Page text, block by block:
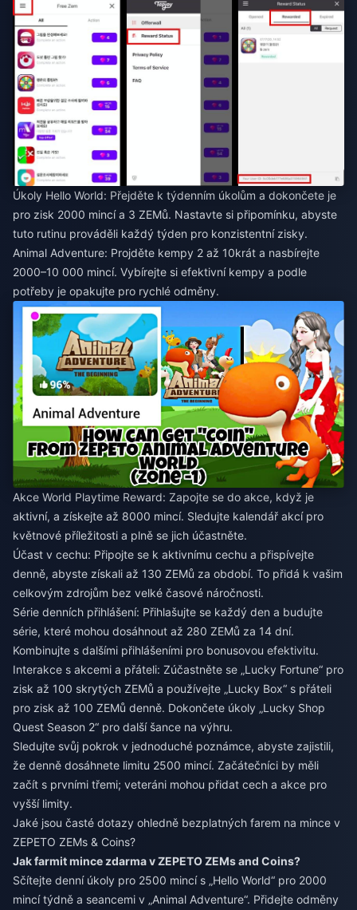
Úkoly Hello World: Přejděte k týdenním úkolům a dokončete je
pro zisk 2000 mincí a 3 ZEMů. Nastavte si připomínku, abyste
tuto rutinu prováděli každý týden pro konzistentní zisky.
Animal Adventure: Projděte kempy 2 až 10krát a nasbírejte
2000–10 000 mincí. Vybírejte si efektivní kempy a podle
potřeby je opakujte pro rychlé odměny.
Akce World Playtime Reward: Zapojte se do akce, když je
aktivní, a získejte až 8000 mincí. Sledujte kalendář akcí pro
květnové příležitosti a plně se jich účastněte.
Účast v cechu: Připojte se k aktivnímu cechu a přispívejte
denně, abyste získali až 130 ZEMů za období. To přidá k vašim
celkovým zdrojům bez velké časové náročnosti.
Série denních přihlášení: Přihlašujte se každý den a budujte
série, které mohou dosáhnout až 280 ZEMů za 14 dní.
Kombinujte s dalšími přihlášeními pro bonusovou efektivitu.
Interakce s akcemi a přáteli: Zúčastněte se „Lucky Fortune“ pro
zisk až 100 skrytých ZEMů a používejte „Lucky Box“ s přáteli
pro zisk až 100 ZEMů denně. Dokončete úkoly „Lucky Shop
Quest Season 2“ pro další šance na výhru.
Sledujte svůj pokrok v jednoduché poznámce, abyste zajistili,
že denně dosáhnete limitu 2500 mincí. Začátečníci by měli
začít s prvními třemi; veteráni mohou přidat cech a akce pro
vyšší limity.
Jaké jsou časté dotazy ohledně bezplatných farem na mince v
ZEPETO ZEMs & Coins?
Jak farmit mince zdarma v ZEPETO ZEMs and Coins?
Sčítejte denní úkoly pro 2500 mincí s „Hello World“ pro 2000
mincí týdně a seancemi v „Animal Adventure“. Přidejte odměny